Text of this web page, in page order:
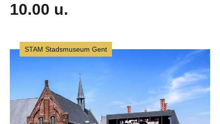
10.00 u.
STAM Stadsmuseum Gent